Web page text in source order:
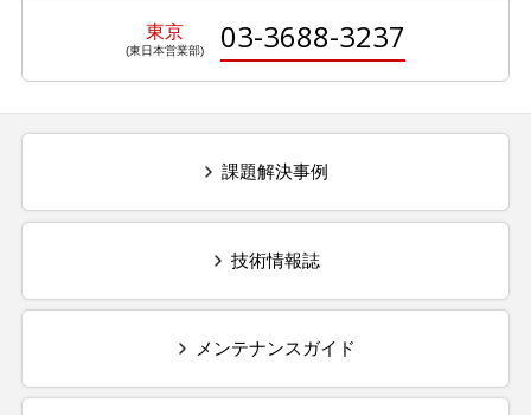
東京 03-3688-3237
課題解決事例
技術情報誌
メンテナンスガイド